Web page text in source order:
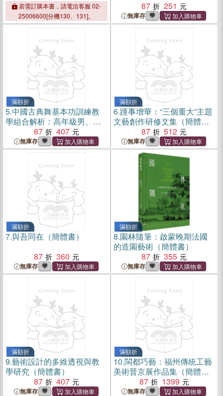
若需訂購本書，請電洽客服 02-
25006600[分機130、131]。
87
251
無庫存
滿額折
5.中國古典舞基本功訓練教
學組合解析：高年級男、女
班(全二冊)（簡體書）
87 407
無庫存
滿額折
6.踵事增華：“三個重大”主題
文藝創作研修文集（簡體
87 512
無庫存
滿額折
7.與吾同在（簡體書）
87
360
無庫存
滿額折
8.園林隨筆：啟蒙晚期法國
的造園藝術（簡體書）
87
355
無庫存
滿額折
9.藝術設計的多維透視與教
學研究（簡體書）
87
407
無庫存
滿額折
10.閩都巧藝：福州傳統工藝
美術晉京展作品集（簡體
87 1399
無庫存